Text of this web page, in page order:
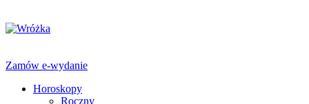
Zamów e-wydanie
Horoskopy
Roczny